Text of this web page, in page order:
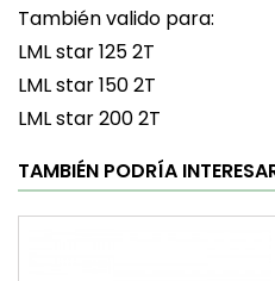
También valido para:
LML star 125 2T
LML star 150 2T
LML star 200 2T
TAMBIÉN PODRÍA